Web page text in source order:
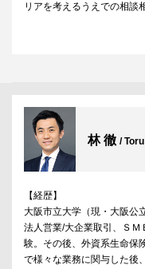
リアを考えるうえでの相談
林 徹 /
【経歴】
大阪市立大学（現・大阪公
法人営業/大企業取引、Ｓ
験。その後、外資系生命保
で様々な業務に関与した後